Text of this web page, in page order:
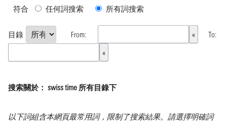
符合 任何詞搜索 所有詞搜索
目錄 From: To:
搜索關於： swiss time 所有目錄下
以下詞組含本網頁最常用詞，限制了搜索結果。請選擇明確詞